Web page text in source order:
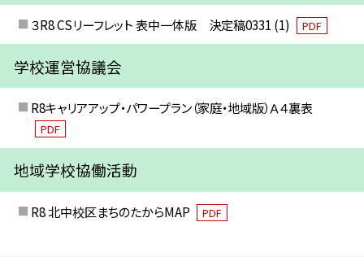
３R8 CSリーフレット 表中一体版 決定稿0331 (1) PDF
学校運営協議会
R8キャリアアップ・パワープラン（家庭・地域版）Ａ４裏表
PDF
地域学校協働活動
R8 北中校区まちのたからMAP PDF